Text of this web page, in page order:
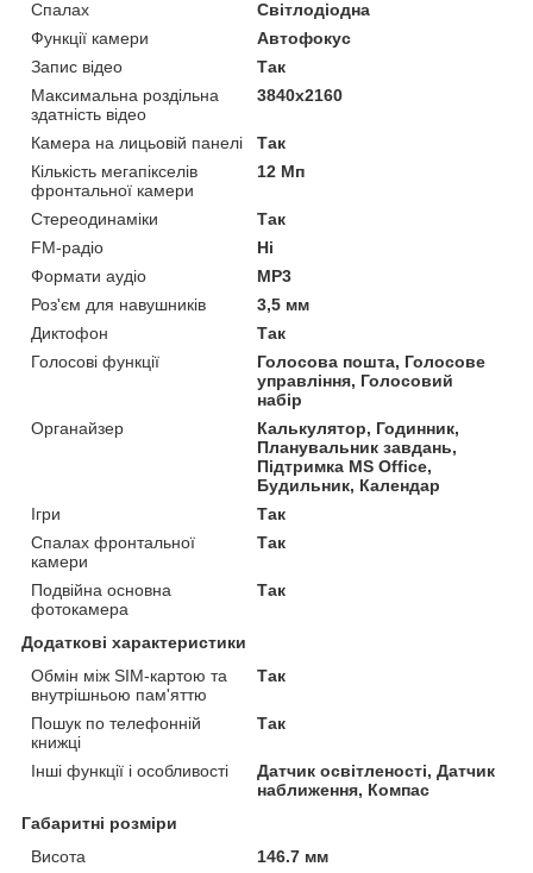
Спалах
Світлодіодна
Функції камери
Автофокус
Запис відео
Так
Максимальна роздільна
здатність відео
3840x2160
Камера на лицьовій панелі
Так
Кількість мегапікселів
фронтальної камери
12 Мп
Стереодинаміки
Так
FM-радіо
Ні
Формати аудіо
MP3
Роз'єм для навушників
3,5 мм
Диктофон
Так
Голосові функції
Голосова пошта, Голосове
управління, Голосовий
набір
Органайзер
Калькулятор, Годинник,
Планувальник завдань,
Підтримка MS Office,
Будильник, Календар
Ігри
Так
Спалах фронтальної
камери
Так
Подвійна основна
фотокамера
Так
Додаткові характеристики
Обмін між SIM-картою та
внутрішньою пам'яттю
Так
Пошук по телефонній
книжці
Так
Інші функції і особливості
Датчик освітленості, Датчик
наближення, Компас
Габаритні розміри
Висота
146.7 мм